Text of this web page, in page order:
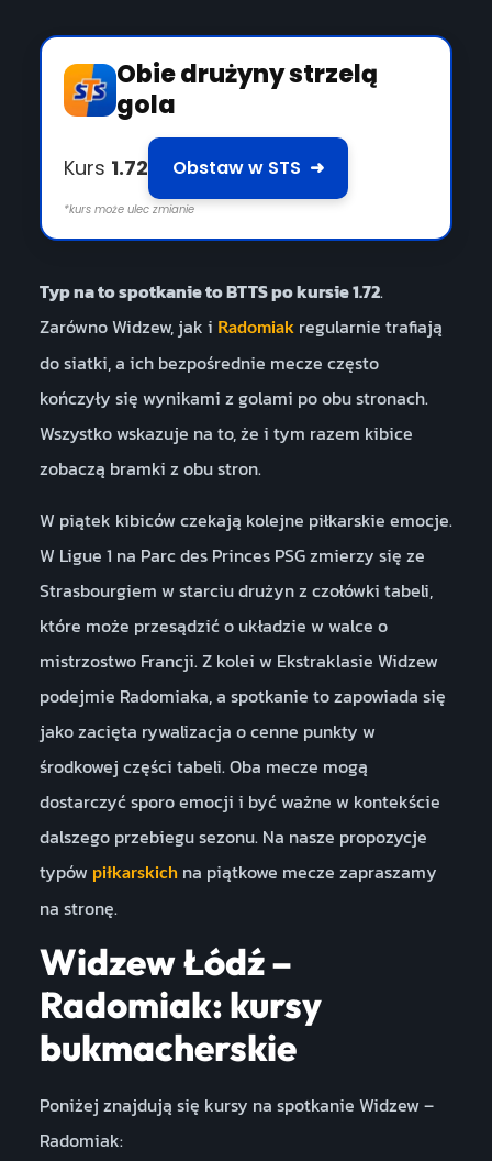
Obie drużyny strzelą
gola
Kurs 1.72 Obstaw w STS ➜
*kurs może ulec zmianie
Typ na to spotkanie to BTTS po kursie 1.72.
Zarówno Widzew, jak i Radomiakregularnie trafiają
do siatki, a ich bezpośrednie mecze często
kończyły się wynikami z golami po obu stronach.
Wszystko wskazuje na to, że i tym razem kibice
zobaczą bramki z obu stron.
W piątek kibiców czekają kolejne piłkarskie emocje.
W Ligue 1 na Parc des Princes PSG zmierzy się ze
Strasbourgiem w starciu drużyn z czołówki tabeli,
które może przesądzić o układzie w walce o
mistrzostwo Francji. Z kolei w Ekstraklasie Widzew
podejmie Radomiaka, a spotkanie to zapowiada się
jako zacięta rywalizacja o cenne punkty w
środkowej części tabeli. Oba mecze mogą
dostarczyć sporo emocji i być ważne w kontekście
dalszego przebiegu sezonu. Na nasze propozycje
typów piłkarskichna piątkowe mecze zapraszamy
na stronę.
Widzew Łódź –
Radomiak: kursy
bukmacherskie
Poniżej znajdują się kursy na spotkanie Widzew –
Radomiak: